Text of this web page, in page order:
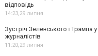
відповідь
14:23,29 липня
Зустріч Зеленського і
журналістів
11:20,29 липня